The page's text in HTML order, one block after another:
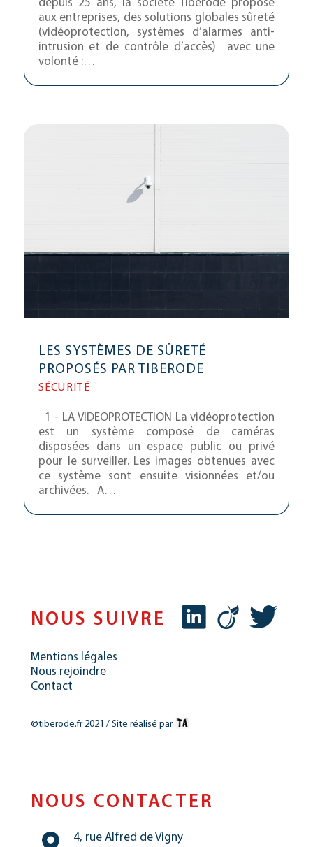
depuis 25 ans, la société Tiberode propose
aux entreprises, des solutions globales sûreté
(vidéoprotection, systèmes d’alarmes anti-
intrusion et de contrôle d’accès) avec une
volonté :…
LES SYSTÈMES DE SÛRETÉ
PROPOSÉS PAR TIBERODE
SÉCURITÉ
1 - LA VIDEOPROTECTION La vidéoprotection
est un système composé de caméras
disposées dans un espace public ou privé
pour le surveiller. Les images obtenues avec
ce système sont ensuite visionnées et/ou
archivées. A…
NOUS SUIVRE
Mentions légales
Nous rejoindre
Contact
©tiberode.fr 2021 / Site réalisé par
NOUS CONTACTER
4, rue Alfred de Vigny